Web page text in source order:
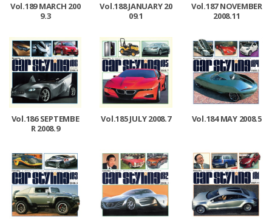
Vol.189 MARCH 200
9.3
Vol.188 JANUARY 20
09.1
Vol.187 NOVEMBER
2008.11
Vol.186 SEPTEMBE
R 2008.9
Vol.185 JULY 2008.7 Vol.184 MAY 2008.5